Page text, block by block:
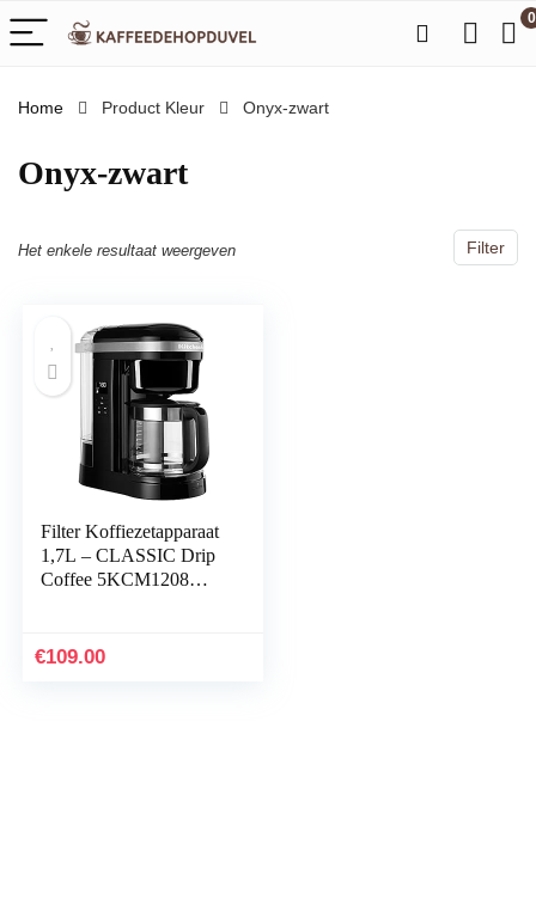
0
Home Product Kleur ‎Onyx-zwart
‎Onyx-zwart
Filter
Het enkele resultaat weergeven
Filter Koffiezetapparaat
1,7L – CLASSIC Drip
Coffee 5KCM1208
€109.00